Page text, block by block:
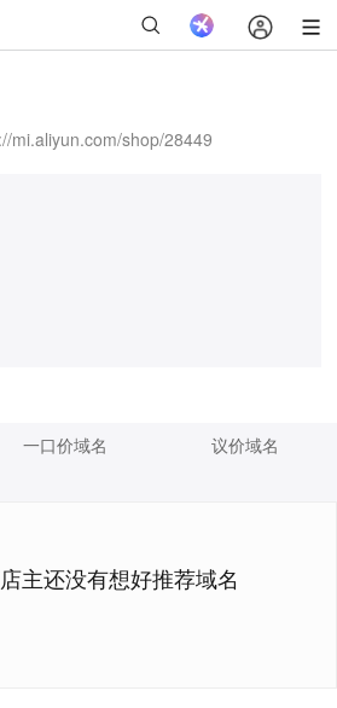
mi.aliyun.com/shop/28449
一口价域名 议价域名
主还没有想好推荐域名